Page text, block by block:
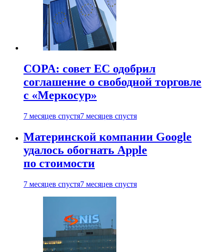
COPA: совет ЕС одобрил
соглашение о свободной торговле
с «Меркосур»
7 месяцев спустя7 месяцев спустя
Материнской компании Google
удалось обогнать Apple
по стоимости
7 месяцев спустя7 месяцев спустя